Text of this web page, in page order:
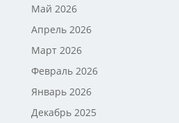
Май 2026
Апрель 2026
Март 2026
Февраль 2026
Январь 2026
Декабрь 2025